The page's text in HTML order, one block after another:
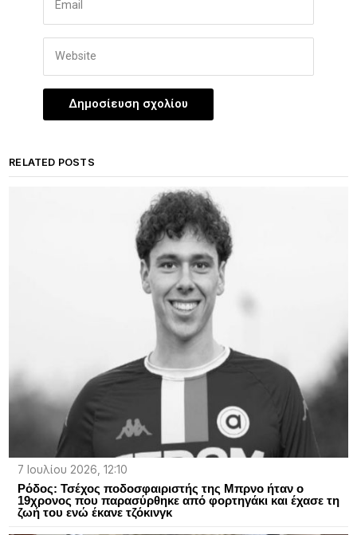
RELATED POSTS
7 Ιουλίου 2026, 12:10
Ρόδος: Τσέχος ποδοσφαιριστής της Μπρνο ήταν ο
19χρονος που παρασύρθηκε από φορτηγάκι και έχασε τη
ζωή του ενώ έκανε τζόκινγκ